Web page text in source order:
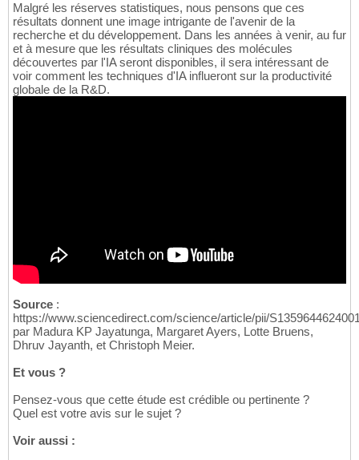
Malgré les réserves statistiques, nous pensons que ces
résultats donnent une image intrigante de l'avenir de la
recherche et du développement. Dans les années à venir, au fur
et à mesure que les résultats cliniques des molécules
découvertes par l'IA seront disponibles, il sera intéressant de
voir comment les techniques d'IA influeront sur la productivité
globale de la R&D.
Source :
https://www.sciencedirect.com/science/article/pii/
par Madura KP Jayatunga, Margaret Ayers, Lotte Bruens,
Dhruv Jayanth, et Christoph Meier.
Et vous ?
Pensez-vous que cette étude est crédible ou pertinente ?
Quel est votre avis sur le sujet ?
Voir aussi :